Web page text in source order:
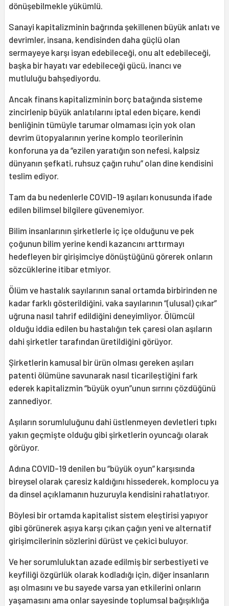
dönüşebilmekle yükümlü.
Sanayi kapitalizminin bağrında şekillenen büyük anlatı ve
devrimler, insana, kendisinden daha güçlü olan
sermayeye karşı isyan edebileceği, onu alt edebileceği,
başka bir hayatı var edebileceği gücü, inancı ve
mutluluğu bahşediyordu.
Ancak finans kapitalizminin borç batağında sisteme
zincirlenip büyük anlatılarını iptal eden biçare, kendi
benliğinin tümüyle tarumar olmaması için yok olan
devrim ütopyalarının yerine komplo teorilerinin
konforuna ya da “ezilen yaratığın son nefesi, kalpsiz
dünyanın şefkati, ruhsuz çağın ruhu” olan dine kendisini
teslim ediyor.
Tam da bu nedenlerle COVID-19 aşıları konusunda ifade
edilen bilimsel bilgilere güvenemiyor.
Bilim insanlarının şirketlerle iç içe olduğunu ve pek
çoğunun bilim yerine kendi kazancını arttırmayı
hedefleyen bir girişimciye dönüştüğünü görerek onların
sözcüklerine itibar etmiyor.
Ölüm ve hastalık sayılarının sanal ortamda birbirinden ne
kadar farklı gösterildiğini, vaka sayılarının “(ulusal) çıkar”
uğruna nasıl tahrif edildiğini deneyimliyor. Ölümcül
olduğu iddia edilen bu hastalığın tek çaresi olan aşıların
dahi şirketler tarafından üretildiğini görüyor.
Şirketlerin kamusal bir ürün olması gereken aşıları
patenti ölümüne savunarak nasıl ticarileştiğini fark
ederek kapitalizmin “büyük oyun”unun sırrını çözdüğünü
zannediyor.
Aşıların sorumluluğunu dahi üstlenmeyen devletleri tıpkı
yakın geçmişte olduğu gibi şirketlerin oyuncağı olarak
görüyor.
Adına COVID-19 denilen bu “büyük oyun” karşısında
bireysel olarak çaresiz kaldığını hissederek, komplocu ya
da dinsel açıklamanın huzuruyla kendisini rahatlatıyor.
Böylesi bir ortamda kapitalist sistem eleştirisi yapıyor
gibi görünerek aşıya karşı çıkan çağın yeni ve alternatif
girişimcilerinin sözlerini dürüst ve çekici buluyor.
Ve her sorumluluktan azade edilmiş bir serbestiyeti ve
keyfiliği özgürlük olarak kodladığı için, diğer insanların
aşı olmasını ve bu sayede varsa yan etkilerini onların
yaşamasını ama onlar sayesinde toplumsal bağışıklığa